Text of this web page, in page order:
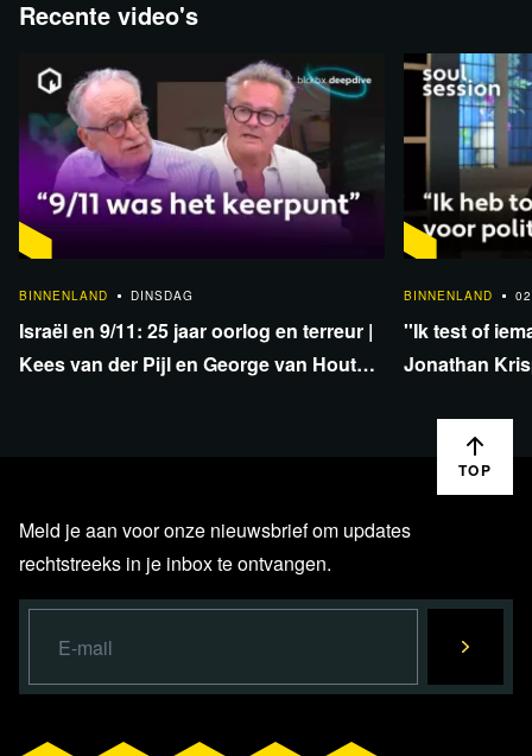
Recente video's
BINNENLAND
DINSDAG
Israël en 9/11: 25 jaar oorlog en terreur |
Kees van der Pijl en George van Houts -
BINNENLAND
''Ik test of
Jonathan
TOP
Meld je aan voor onze nieuwsbrief om updates
rechtstreeks in je inbox te ontvangen.